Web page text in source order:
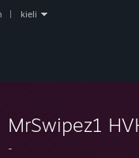
kieli
MrSwipez1
-